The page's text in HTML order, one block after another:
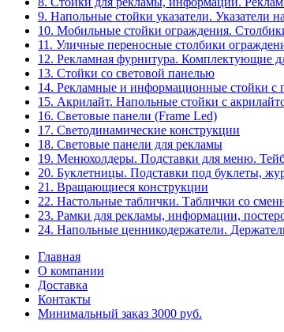
9. Напольные стойки указатели. Указатели
10. Мобильные стойки ограждения.
11. Уличные переносные столбики
12. Рекламная фурнитура. Комплектующие
13. Стойки со световой панелью
14. Рекламные и информационные стойки с
15. Акрилайт. Напольные стойки с
16. Световые панели (Frame Led)
17. Светодинамические конструкции
18. Световые панели для рекламы
19. Менюхолдеры. Подставки для меню.
20. Буклетницы. Подставки под буклеты,
21. Вращающиеся конструкции
22. Настольные таблички. Таблички со
23. Рамки для рекламы, информации,
24. Напольные ценникодержатели.
Главная
О компании
Доставка
Контакты
Минимальный заказ 3000 руб.